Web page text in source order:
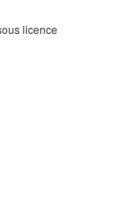
licence